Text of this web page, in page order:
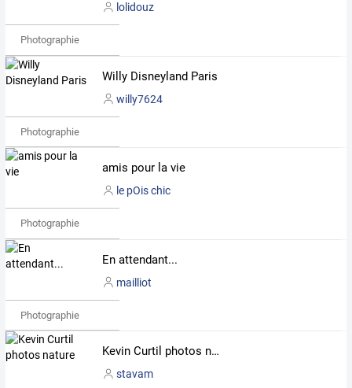
lolidouz
Photographie
Willy Disneyland Paris
willy7624
Photographie
amis pour la vie
le pOis chic
Photographie
En attendant...
mailliot
Photographie
Kevin Curtil photos nature
stavam